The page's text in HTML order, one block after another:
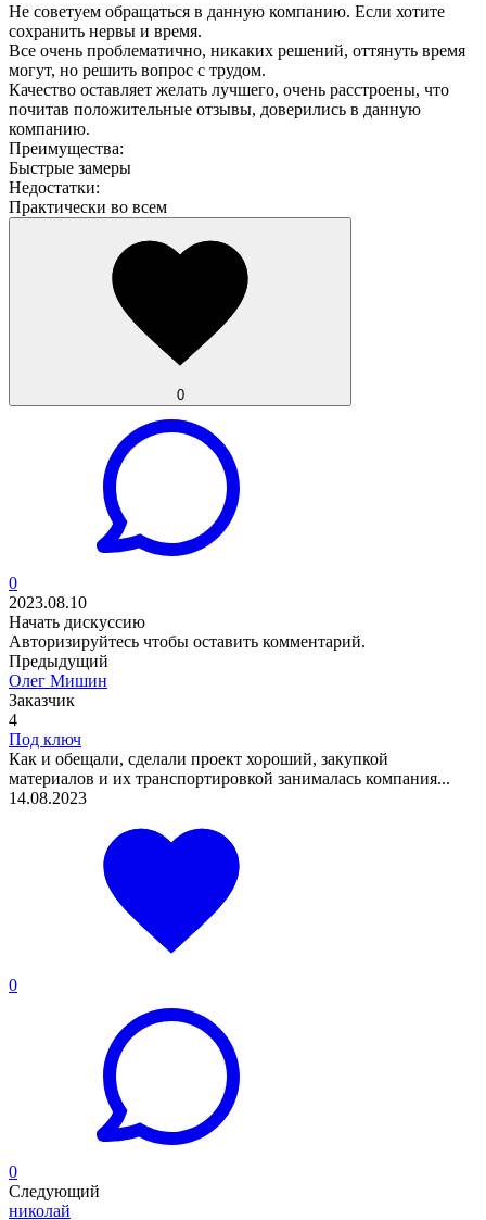
Не советуем обращаться в данную компанию. Если хотите
сохранить нервы и время.
Все очень проблематично, никаких решений, оттянуть время
могут, но решить вопрос с трудом.
Качество оставляет желать лучшего, очень расстроены, что
почитав положительные отзывы, доверились в данную
компанию.
Преимущества:
Быстрые замеры
Недостатки:
Практически во всем
0
0
2023.08.10
Начать дискуссию
Авторизируйтесь чтобы оставить комментарий.
Предыдущий
Олег Мишин
Заказчик
4
Под ключ
Как и обещали, сделали проект хороший, закупкой
материалов и их транспортировкой занималась компания...
14.08.2023
0
0
Следующий
николай